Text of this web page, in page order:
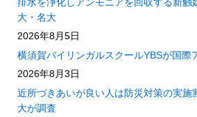
大・名大
2026年8月5日
横須賀バイリンガルスクールYBSが国際
2026年8月3日
近所づきあいが良い人は防災対策の実
大が調査